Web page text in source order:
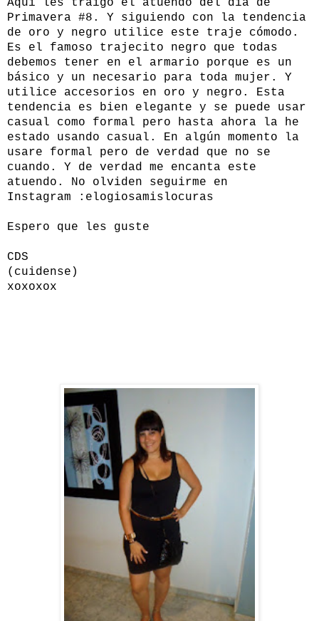
Aquí les traigo el atuendo del día de
Primavera #8. Y siguiendo con la tendencia
de oro y negro utilice este traje cómodo.
Es el famoso trajecito negro que todas
debemos tener en el armario porque es un
básico y un necesario para toda mujer. Y
utilice accesorios en oro y negro. Esta
tendencia es bien elegante y se puede usar
casual como formal pero hasta ahora la he
estado usando casual. En algún momento la
usare formal pero de verdad que no se
cuando. Y de verdad me encanta este
atuendo. No olviden seguirme en
Instagram : elogiosamislocuras
Espero que les guste
CDS
(cuidense)
xoxoxox